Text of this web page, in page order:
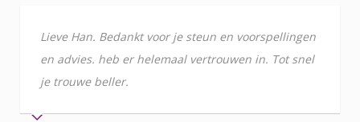
Lieve Han. Bedankt voor je steun en voorspellingen
en advies. heb er helemaal vertrouwen in. Tot snel
je trouwe beller.